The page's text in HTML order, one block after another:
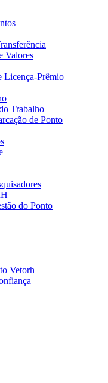
Valores
Licença-Prêmio
Trabalho
de Ponto
do Ponto
Vetorh